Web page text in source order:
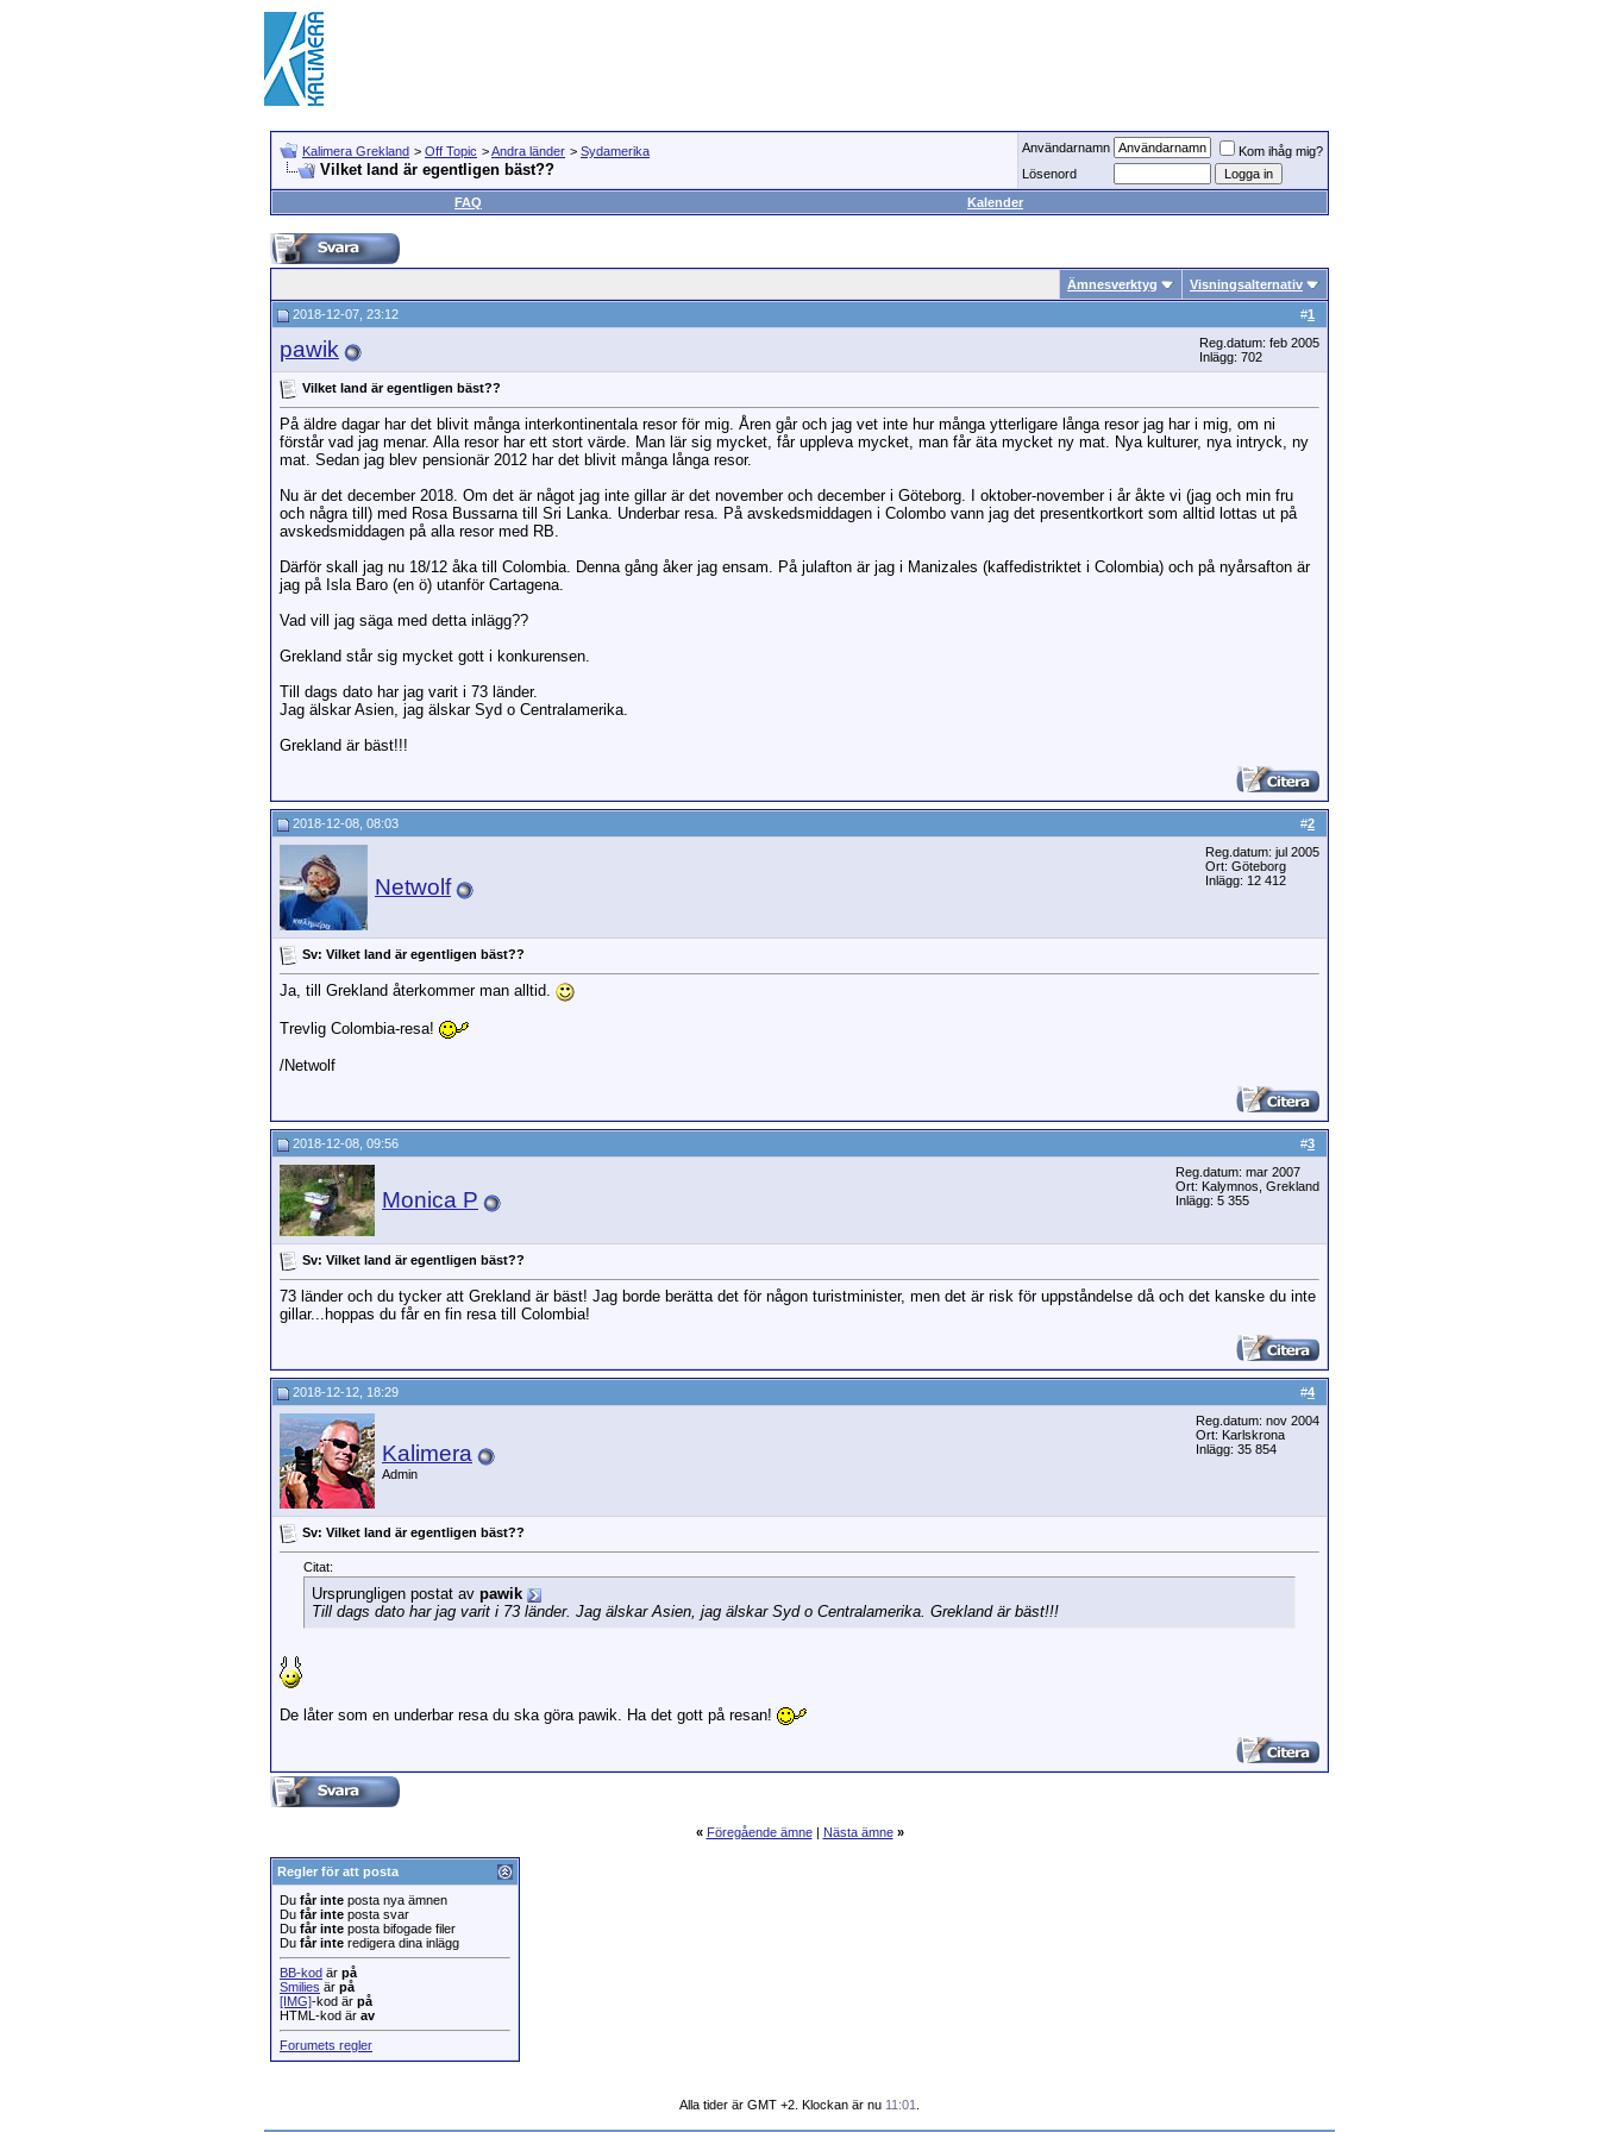
Kalimera Grekland > Off Topic >Andra länder > Sydamerika
Vilket land är egentligen bäst??
Användarnamn
Kom ihåg mig?
Lösenord
FAQ
Kalender
Ämnesverktyg Visningsalternativ
#1
2018-12-07, 23:12
pawik
Reg.datum: feb 2005
Inlägg: 702
Vilket land är egentligen bäst??
På äldre dagar har det blivit många interkontinentala resor för mig. Åren går och jag vet inte hur många ytterligare långa resor jag har i mig, om ni
förstår vad jag menar. Alla resor har ett stort värde. Man lär sig mycket, får uppleva mycket, man får äta mycket ny mat. Nya kulturer, nya intryck, ny
mat. Sedan jag blev pensionär 2012 har det blivit många långa resor.
Nu är det december 2018. Om det är något jag inte gillar är det november och december i Göteborg. I oktober-november i år åkte vi (jag och min fru
och några till) med Rosa Bussarna till Sri Lanka. Underbar resa. På avskedsmiddagen i Colombo vann jag det presentkortkort som alltid lottas ut på
avskedsmiddagen på alla resor med RB.
Därför skall jag nu 18/12 åka till Colombia. Denna gång åker jag ensam. På julafton är jag i Manizales (kaffedistriktet i Colombia) och på nyårsafton är
jag på Isla Baro (en ö) utanför Cartagena.
Vad vill jag säga med detta inlägg??
Grekland står sig mycket gott i konkurensen.
Till dags dato har jag varit i 73 länder.
Jag älskar Asien, jag älskar Syd o Centralamerika.
Grekland är bäst!!!
#2
2018-12-08, 08:03
Netwolf
Reg.datum: jul 2005
Ort: Göteborg
Inlägg: 12 412
Sv: Vilket land är egentligen bäst??
Ja, till Grekland återkommer man alltid.
Trevlig Colombia-resa!
/Netwolf
#3
2018-12-08, 09:56
Monica P
Reg.datum: mar 2007
Ort: Kalymnos, Grekland
Inlägg: 5 355
Sv: Vilket land är egentligen bäst??
73 länder och du tycker att Grekland är bäst! Jag borde berätta det för någon turistminister, men det är risk för uppståndelse då och det kanske du inte
gillar...hoppas du får en fin resa till Colombia!
#4
2018-12-12, 18:29
Kalimera
Admin
Reg.datum: nov 2004
Ort: Karlskrona
Inlägg: 35 854
Sv: Vilket land är egentligen bäst??
Citat:
Ursprungligen postat av pawik
Till dags dato har jag varit i 73 länder. Jag älskar Asien, jag älskar Syd o Centralamerika. Grekland är bäst!!!
De låter som en underbar resa du ska göra pawik. Ha det gott på resan!
« Föregående ämne| Nästa ämne »
Regler för att posta
Du får inte posta nya ämnen
Du får inte posta svar
Du får inte posta bifogade filer
Du får inte redigera dina inlägg
BB-kod är på
Smilies är på
[IMG]-kod är på
HTML-kod är av
Forumets regler
Alla tider är GMT +2. Klockan är nu 11:01